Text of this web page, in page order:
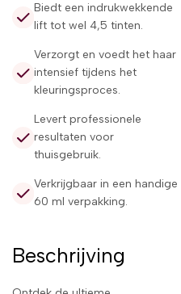
Biedt een indrukwekkende
lift tot wel 4,5 tinten.
Verzorgt en voedt het haar
intensief tijdens het
kleuringsproces.
Levert professionele
resultaten voor
thuisgebruik.
Verkrijgbaar in een handige
60 ml verpakking.
Beschrijving